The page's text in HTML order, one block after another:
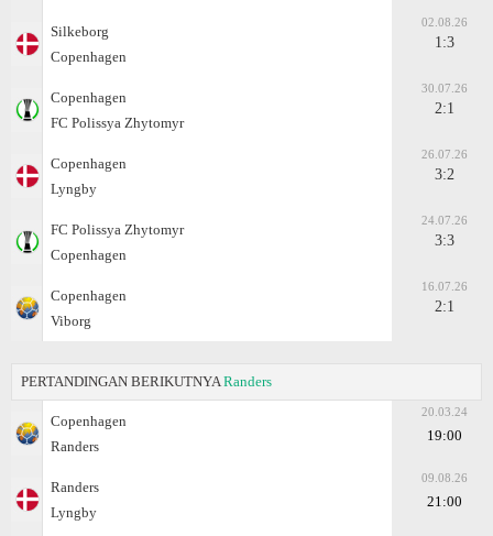
Silkeborg
Copenhagen
02.08.26
1:3
Copenhagen
FC Polissya Zhytomyr
30.07.26
2:1
Copenhagen
Lyngby
26.07.26
3:2
FC Polissya Zhytomyr
Copenhagen
24.07.26
3:3
Copenhagen
Viborg
16.07.26
2:1
PERTANDINGAN BERIKUTNYA Randers
Copenhagen
Randers
20.03.24
19:00
Randers
Lyngby
09.08.26
21:00